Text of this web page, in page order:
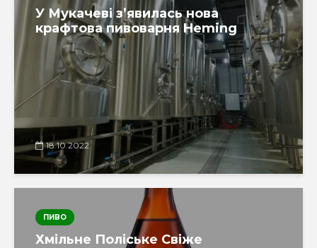
У Мукачеві з’явилась нова
крафтова пивоварня Heming
18.10.2022
ПИВО
Хмільне Поліське Свіже